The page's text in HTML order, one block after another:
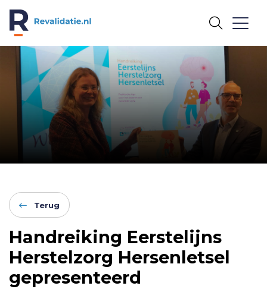
REVALIDATIE.NL
Terug
Handreiking Eerstelijns
Herstelzorg Hersenletsel
gepresenteerd